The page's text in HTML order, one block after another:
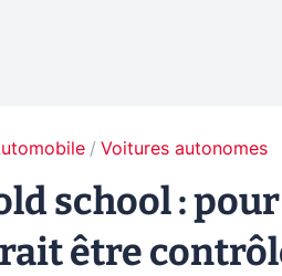
Voitures autonomes
school :
être